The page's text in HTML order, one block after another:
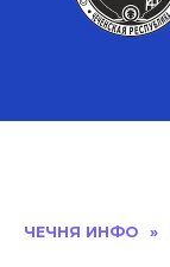
ЧЕЧНЯ ИНФО »